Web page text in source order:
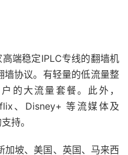
端稳定IPLC专线的翻墙机
协议。有轻量的低流量整
的大流量套餐。此外，
、Disney+ 等流媒体及
持。
加坡、美国、英国、马来西